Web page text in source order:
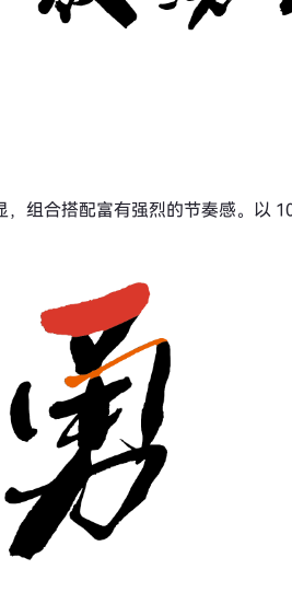
，组合搭配富有强烈的节奏感。